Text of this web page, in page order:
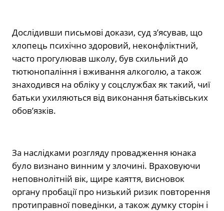
Дослідивши письмові докази, суд з’ясував, що
хлопець психічно здоровий, неконфліктний,
часто прогулював школу, був схильний до
тютюнопаління і вживання алкоголю, а також
знаходився на обліку у соцслужбах як такий, чиї
батьки ухиляються від виконання батьківських
обов’язків.
За наслідками розгляду провадження юнака
було визнано винним у злочині. Враховуючи
неповнолітній вік, щире каяття, висновок
органу пробації про низький ризик повторення
протиправної поведінки, а також думку сторін і